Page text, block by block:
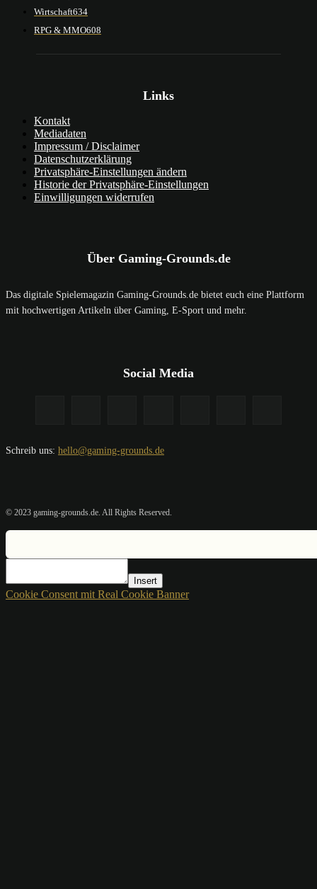
Wirtschaft634
RPG & MMO608
Links
Kontakt
Mediadaten
Impressum / Disclaimer
Datenschutzerklärung
Privatsphäre-Einstellungen ändern
Historie der Privatsphäre-Einstellungen
Einwilligungen widerrufen
Über Gaming-Grounds.de
Das digitale Spielemagazin Gaming-Grounds.de bietet euch eine Plattform
mit hochwertigen Artikeln über Gaming, E-Sport und mehr.
Social Media
Schreib uns: hello@gaming-grounds.de
© 2023 gaming-grounds.de. All Rights Reserved.
Insert
Cookie Consent mit Real Cookie Banner